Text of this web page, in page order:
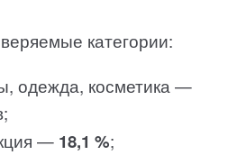
категории:
одежда, косметика —
— 18,1 %;